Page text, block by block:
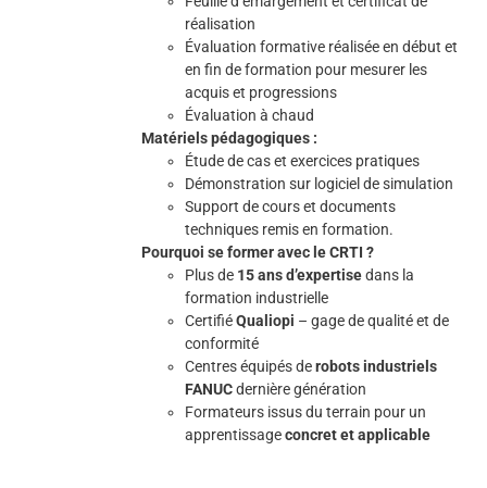
réalisation
Évaluation formative réalisée en début et
en fin de formation pour mesurer les
acquis et progressions
Évaluation à chaud
Matériels pédagogiques :
Étude de cas et exercices pratiques
Démonstration sur logiciel de simulation
Support de cours et documents
techniques remis en formation.
Pourquoi se former avec le CRTI ?
Plus de 15 ans d’expertisedans la
formation industrielle
CertifiéQualiopi – gage de qualité et de
conformité
Centres équipés derobots industriels
FANUCdernière génération
Formateurs issus du terrain pour un
apprentissageconcret et applicable